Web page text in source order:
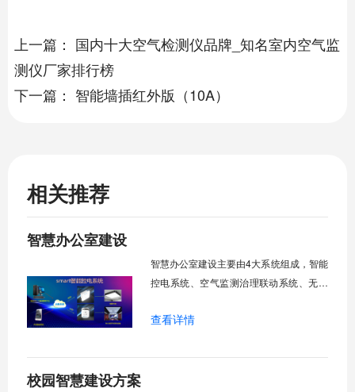
上一篇： 国内十大空气检测仪品牌_知名室内空气监
测仪厂家排行榜
下一篇： 智能墙插红外版（10A）
相关推荐
智慧办公室建设
智慧办公室建设主要由4大系统组成，智能
控电系统、空气监测治理联动系统、无线
公室建设。
查看详情
校园智慧建设方案